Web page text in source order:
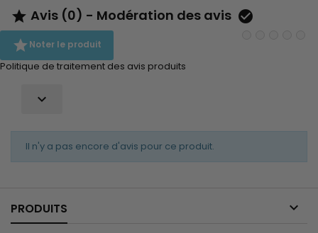
 Avis (0) - Modération des avis 
Noter le produit
Politique de traitement des avis produits

Il n'y a pas encore d'avis pour ce produit.
PRODUITS 